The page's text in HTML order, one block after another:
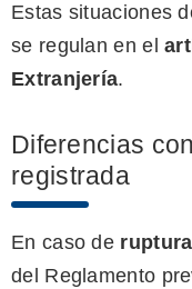
Estas situaciones
se regulan en el
Extranjería.
Diferencias
registrada
En caso de
del Reglamento